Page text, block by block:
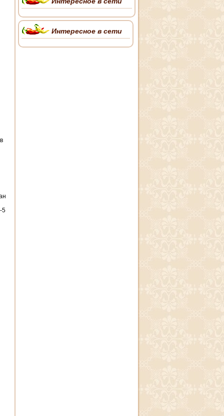
5
Интересное в сети